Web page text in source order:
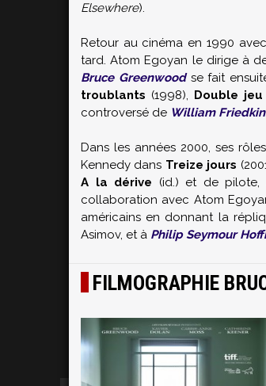
Elsewhere).
Retour au cinéma en 1990 avec
tard.Atom Egoyan le dirige à
Bruce Greenwoodse fait
troublants (1998), Double jeu
controversé de William Friedkin
Dans les années 2000, ses
Kennedy dans Treize jours
A la dérive (id.) et de pilote,
collaboration avec Atom
américains en donnant la
Asimov, et à Philip Seymour
FILMOGRAPHIE